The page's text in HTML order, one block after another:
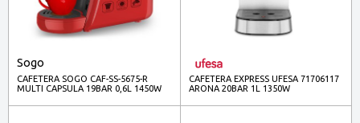
Sogo
CAFETERA SOGO CAF-SS-5675-R
MULTI CAPSULA 19BAR 0,6L 1450W
CAFETERA EXPRESS UFESA 71706117
ARONA 20BAR 1L 1350W